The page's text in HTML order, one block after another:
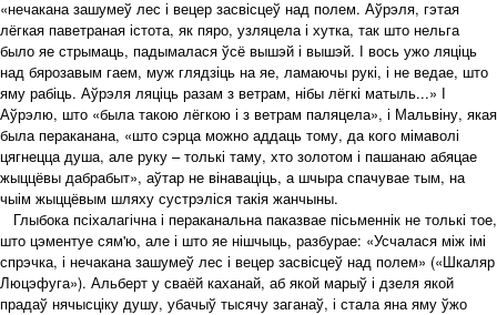
«нечакана зашумеў лес і вецер засвісцеў над полем. Аўрэля, гэтая
лёгкая паветраная істота, як пяро, узляцела і хутка, так што нельга
было яе стрымаць, падымалася ўсё вышэй і вышэй. І вось ужо ляціць
над бярозавым гаем, муж глядзіць на яе, ламаючы рукі, і не ведае, што
яму рабіць. Аўрэля ляціць разам з ветрам, нібы лёгкі матыль...» І
Аўрэлю, што «была такою лёгкою і з ветрам паляцела», і Мальвіну, якая
была пераканана, «што сэрца можно аддаць тому, да кого мімаволі
цягнецца душа, але руку – толькі таму, хто золотом і пашанаю абяцае
жыццёвы дабрабыт», аўтар не вінаваціць, а шчыра спачувае тым, на
чыім жыццёвым шляху сустрэліся такія жанчыны.
Глыбока псіхалагічна і пераканальна паказвае пісьменнік не толькі тое,
што цэментуе сям'ю, але і што яе нішчыць, разбурае: «Усчалася між імі
спрэчка, і нечакана зашумеў лес і вецер засвісцеў над полем» («Шкаляр
Люцэфуга»). Альберт у сваёй каханай, аб якой марыў і дзеля якой
прадаў нячысціку душу, убачыў тысячу заганаў, і стала яна яму ўжо